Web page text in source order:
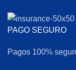
PAGO SEGURO
Pagos 100%